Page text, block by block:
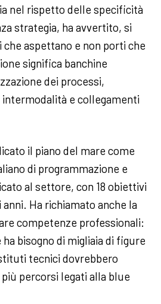
nel rispetto delle specificità
strategia, ha avvertito, si
che aspettano e non porti che
significa banchine
dei processi,
e collegamenti
il piano del mare come
di programmazione e
al settore, con 18 obiettivi
Ha richiamato anche la
competenze professionali:
ha bisogno di migliaia di figure
tecnici dovrebbero
percorsi legati alla blue